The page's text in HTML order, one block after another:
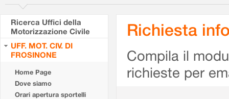
Ricerca Uffici della
Motorizzazione Civile
UFF. MOT. CIV. DI
FROSINONE
Home Page
Dove siamo
Orari apertura sportelli
Richiesta
Compila il
richieste per